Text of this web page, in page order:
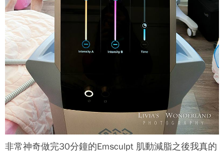
非常神奇做完30分鐘的Emsculpt 肌動減脂之後我真的